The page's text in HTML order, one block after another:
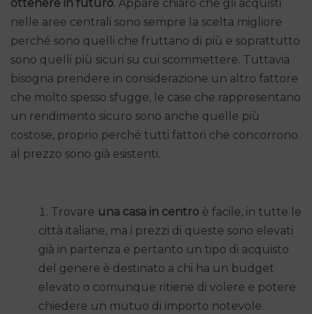
ottenere in futuro. Appare chiaro che gli acquisti
nelle aree centrali sono sempre la scelta migliore
perché sono quelli che fruttano di più e soprattutto
sono quelli più sicuri su cui scommettere. Tuttavia
bisogna prendere in considerazione un altro fattore
che molto spesso sfugge, le case che rappresentano
un rendimento sicuro sono anche quelle più
costose, proprio perché tutti fattori che concorrono
al prezzo sono già esistenti.
Trovare una casa in centro è facile, in tutte le
città italiane, ma i prezzi di queste sono elevati
già in partenza e pertanto un tipo di acquisto
del genere è destinato a chi ha un budget
elevato o comunque ritiene di volere e potere
chiedere un mutuo di importo notevole.